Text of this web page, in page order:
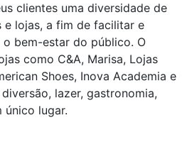
clientes uma diversidade de
e lojas, a fim de facilitar e
bem-estar do público. O
como C&A, Marisa, Lojas
Shoes, Inova Academia e
lazer, gastronomia,
único lugar.